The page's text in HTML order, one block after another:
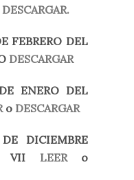
DESCARGAR.
FEBRERO DEL
DESCARGAR
ENERO DEL
o DESCARGAR
DICIEMBRE
VII LEER o